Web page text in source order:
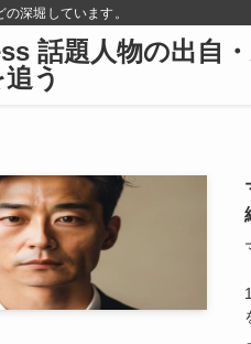
深堀しています。
話題人物の出自
う